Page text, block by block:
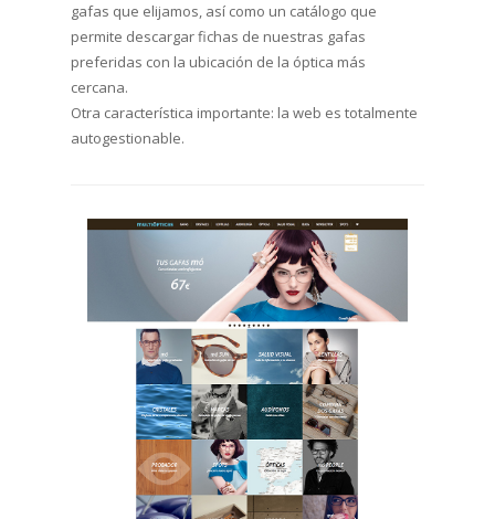
gafas que elijamos, así como un catálogo que
permite descargar fichas de nuestras gafas
preferidas con la ubicación de la óptica más
cercana.
Otra característica importante: la web es totalmente
autogestionable.